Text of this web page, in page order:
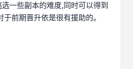
一些副本的难度,同时可以得到
前期晋升依是很有援助的。